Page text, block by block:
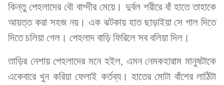
কিন্তু পেহলাদের বৌ বাগ্দীর মেয়ে। দুর্বল শরীরে বাঁ হাতে তাহাকে
আয়ত্ত করা সহজ নয়। এক ঝটকায় হাত ছাড়াইয়া সে গাল দিতে
দিতে চলিয়া গেল। পেহলাদ বাড়ি ফিরিলে সব বলিয়া দিল।
তাড়ির নেশায় পেহলাদের মনে হইল, এমন নেমকহারাম মানুষটাকে
একেবারে খুন করিয়া ফেলাই কর্তব্য। হাতের মোটা বাঁশের লাঠিটা